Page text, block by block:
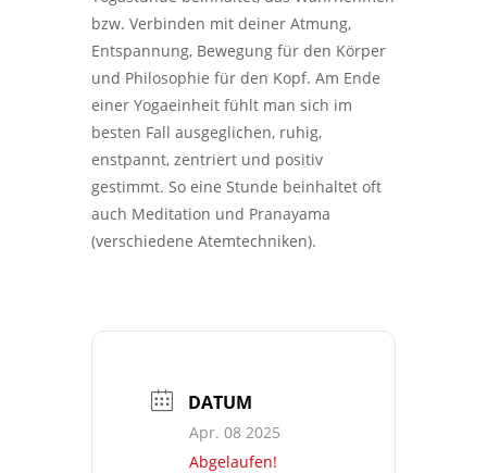
bzw. Verbinden mit deiner Atmung,
Entspannung, Bewegung für den Körper
und Philosophie für den Kopf. Am Ende
einer Yogaeinheit fühlt man sich im
besten Fall ausgeglichen, ruhig,
enstpannt, zentriert und positiv
gestimmt. So eine Stunde beinhaltet oft
auch Meditation und Pranayama
(verschiedene Atemtechniken).
DATUM
Apr. 08 2025
Abgelaufen!